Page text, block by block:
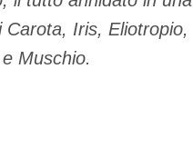
Carota, Iris, Eliotropio,
Muschio.